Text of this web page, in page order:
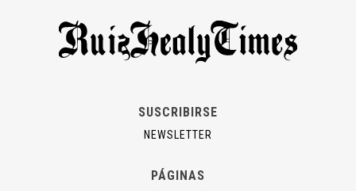
SUSCRIBIRSE
NEWSLETTER
PÁGINAS